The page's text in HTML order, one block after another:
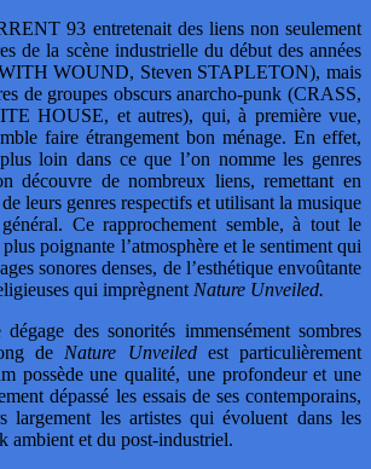
93 entretenait des liens non seulement
de la scène industrielle du début des années
WOUND, Steven STAPLETON), mais
de groupes obscurs anarcho-punk (CRASS,
HOUSE, et autres), qui, à première vue,
faire étrangement bon ménage. En effet,
loin dans ce que l’on nomme les genres
découvre de nombreux liens, remettant en
leurs genres respectifs et utilisant la musique
Ce rapprochement semble, à tout le
poignante l’atmosphère et le sentiment qui
sonores denses, de l’esthétique envoûtante
qui imprègnent Nature Unveiled.
dégage des sonorités immensément sombres
de Nature Unveiledest particulièrement
possède une qualité, une profondeur et une
dépassé les essais de ses contemporains,
largement les artistes qui évoluent dans les
ambient et du post-industriel.